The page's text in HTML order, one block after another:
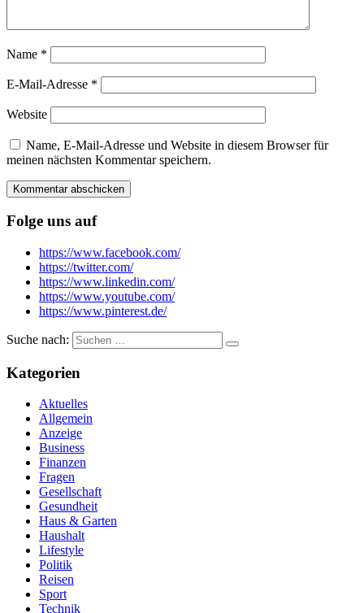
Name *
E-Mail-Adresse *
Website
Name, E-Mail-Adresse und Website in diesem Browser für
meinen nächsten Kommentar speichern.
Folge uns auf
https://www.facebook.com/
https://twitter.com/
https://www.linkedin.com/
https://www.youtube.com/
https://www.pinterest.de/
Suche nach:
Kategorien
Aktuelles
Allgemein
Anzeige
Business
Finanzen
Fragen
Gesellschaft
Gesundheit
Haus & Garten
Haushalt
Lifestyle
Politik
Reisen
Sport
Technik